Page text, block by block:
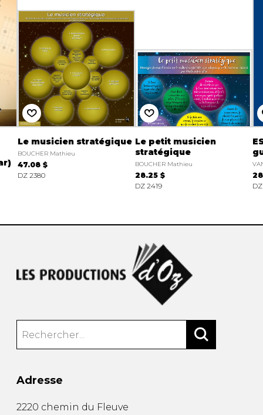
Le musicien stratégique
BOUCHER Mathieu
47.08 $
DZ 2380
Le petit musicien
stratégique
BOUCHER Mathieu
28.25 $
DZ 2419
DZ
Adresse
2220 chemin du Fleuve